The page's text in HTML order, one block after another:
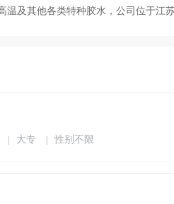
温及其他各类特种胶水，公司位于江
大专 性别不限